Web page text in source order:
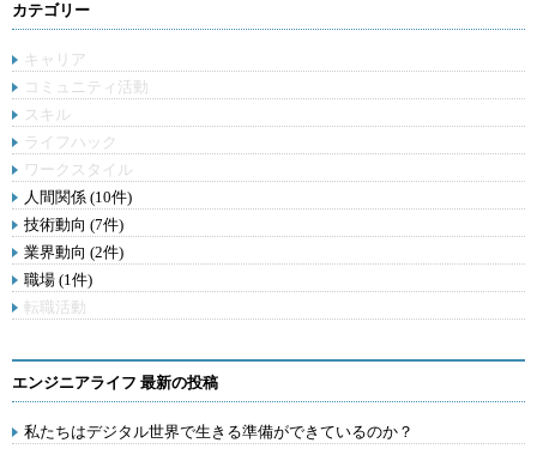
カテゴリー
キャリア
コミュニティ活動
スキル
ライフハック
ワークスタイル
人間関係 (10件)
技術動向 (7件)
業界動向 (2件)
職場 (1件)
転職活動
エンジニアライフ 最新の投稿
私たちはデジタル世界で生きる準備ができているのか？